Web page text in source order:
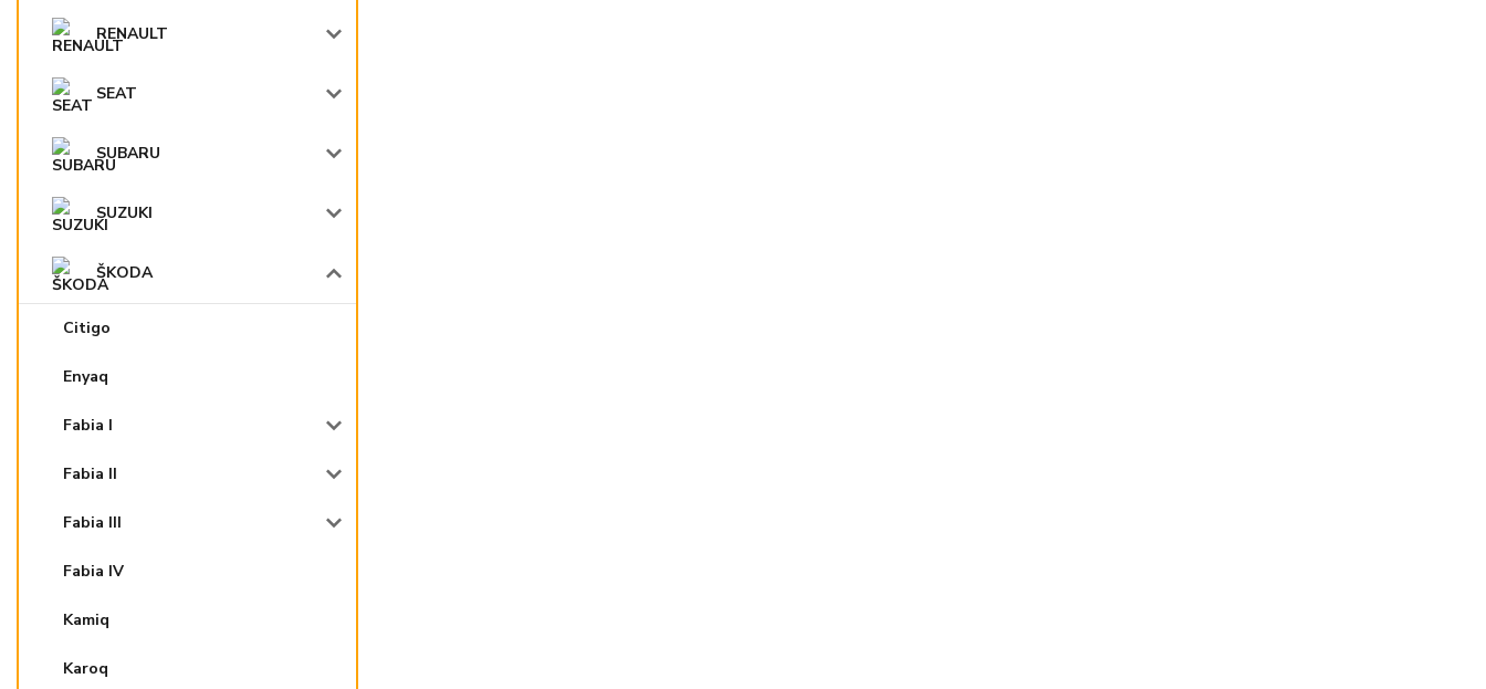
RENAULT
SEAT
SUBARU
SUZUKI
ŠKODA
Citigo
Enyaq
Fabia I
Fabia II
Fabia III
Fabia IV
Kamiq
Karoq